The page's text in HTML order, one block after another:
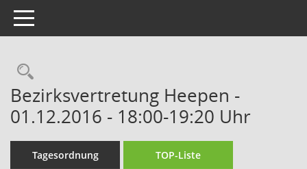
Toggle navigation
Rechercheauswahl
Bezirksvertretung Heepen -
01.12.2016 - 18:00-19:20 Uhr
Tagesordnung TOP-Liste